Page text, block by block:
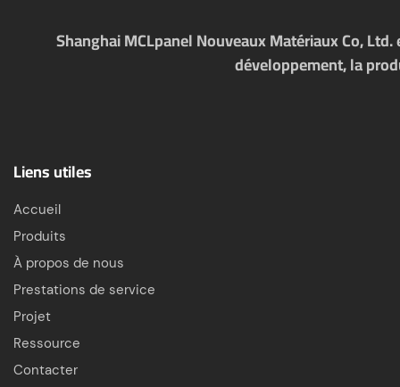
Shanghai MCLpanel Nouveaux Matériaux Co,
développement, la
Liens utiles
Accueil
Produits
À propos de nous
Prestations de service
Projet
Ressource
Contacter